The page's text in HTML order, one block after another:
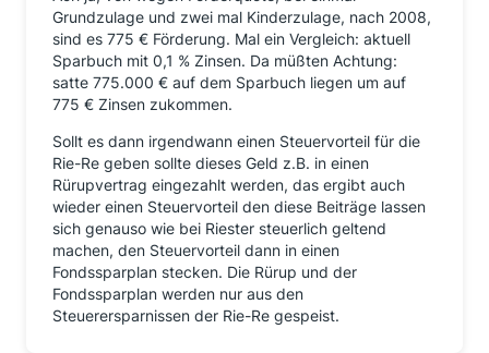
Grundzulage und zwei mal Kinderzulage, nach 2008,
sind es 775 € Förderung. Mal ein Vergleich: aktuell
Sparbuch mit 0,1 % Zinsen. Da müßten Achtung:
satte 775.000 € auf dem Sparbuch liegen um auf
775 € Zinsen zukommen.
Sollt es dann irgendwann einen Steuervorteil für die
Rie-Re geben sollte dieses Geld z.B. in einen
Rürupvertrag eingezahlt werden, das ergibt auch
wieder einen Steuervorteil den diese Beiträge lassen
sich genauso wie bei Riester steuerlich geltend
machen, den Steuervorteil dann in einen
Fondssparplan stecken. Die Rürup und der
Fondssparplan werden nur aus den
Steuerersparnissen der Rie-Re gespeist.